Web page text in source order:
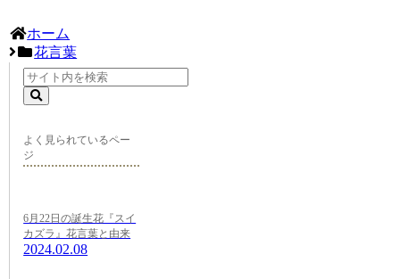
ホーム
花言葉
よく見られているペー
ジ
6月22日の誕生花『スイ
カズラ』花言葉と由来
2024.02.08